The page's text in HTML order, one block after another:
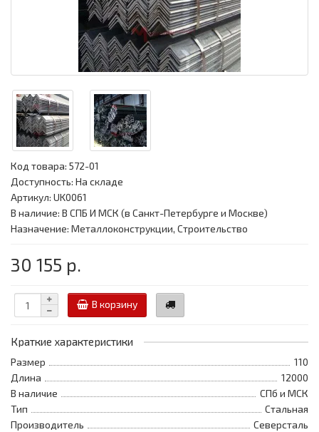
Код товара: 572-01
Доступность: На складе
Артикул: UK0061
В наличие: В СПБ И МСК (в Санкт-Петербурге и Москве)
Назначение: Металлоконструкции, Строительство
30 155 р.
В корзину
Краткие характеристики
Размер
110
Длина
12000
В наличие
СПб и МСК
Тип
Стальная
Производитель
Северсталь